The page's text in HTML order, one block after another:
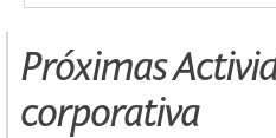
Próximas
corporativa